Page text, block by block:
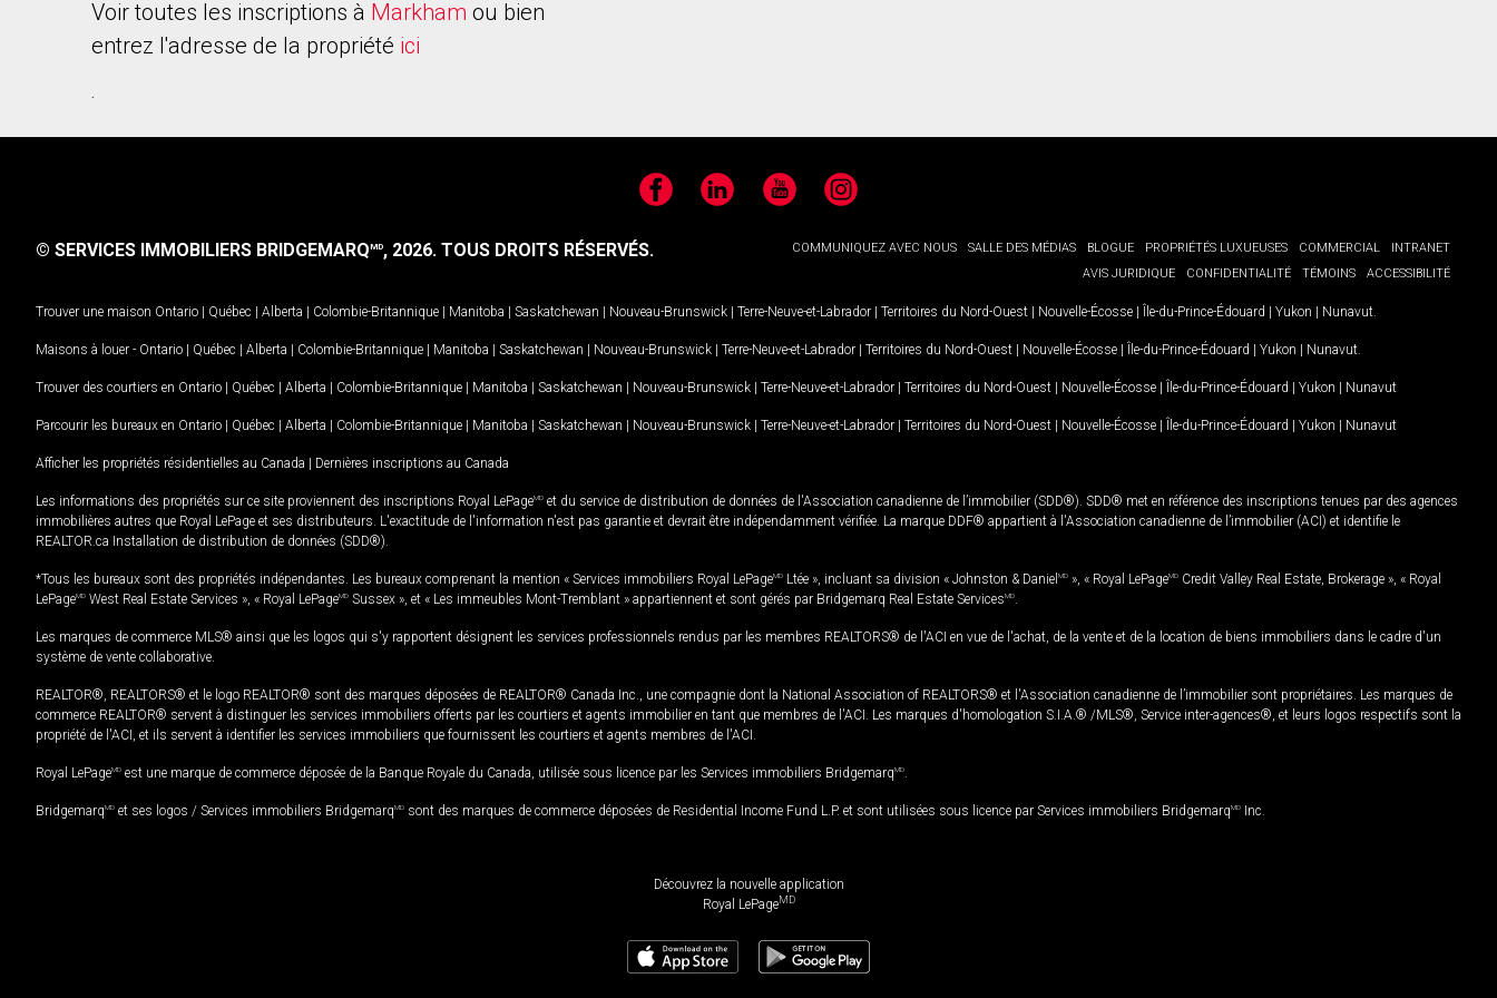
Voir toutes les inscriptions à Markham ou bien
entrez l'adresse de la propriété ici
.
FacebookLinkedIn YouTubeInstagram
COMMUNIQUEZ AVEC NOUS SALLE DES MÉDIAS BLOGUE PROPRIÉTÉS LUXUEUSES COMMERCIAL
INTRANET
AVIS JURIDIQUE
CONFIDENTIALITÉ TÉMOINS ACCESSIBILITÉ
© SERVICES IMMOBILIERS BRIDGEMARQMD, 2026. TOUS DROITS RÉSERVÉS.
Trouver une maison Ontario | Québec | Alberta | Colombie-Britannique | Manitoba | Saskatchewan | Nouveau-Brunswick | Terre-Neuve-et-Labrador | Territoires du Nord-Ouest | Nouvelle-Écosse | Île-du-Prince-Édouard | Yukon | Nunavut
Maisons à louer - Ontario | Québec | Alberta | Colombie-Britannique | Manitoba | Saskatchewan | Nouveau-Brunswick | Terre-Neuve-et-Labrador | Territoires du Nord-Ouest | Nouvelle-Écosse | Île-du-Prince-Édouard | Yukon | Nunavut
Trouver des courtiers en Ontario | Québec | Alberta | Colombie-Britannique | Manitoba | Saskatchewan | Nouveau-Brunswick | Terre-Neuve-et-Labrador | Territoires du Nord-Ouest | Nouvelle-Écosse | Île-du-Prince-Édouard | Yukon | Nunavut
Parcourir les bureaux en Ontario | Québec | Alberta | Colombie-Britannique | Manitoba | Saskatchewan | Nouveau-Brunswick | Terre-Neuve-et-Labrador | Territoires du Nord-Ouest | Nouvelle-Écosse | Île-du-Prince-Édouard | Yukon | Nunavut
Afficher les propriétés résidentielles au Canada | Dernières inscriptions au Canada
Les informations des propriétés sur ce site proviennent des inscriptions Royal LePageMD et du service de distribution de données de l'Association canadienne de l’immobilier (SDD®). SDD® met en référence des inscriptions tenues par des agences
immobilières autres que Royal LePage et ses distributeurs. L'exactitude de l'information n'est pas garantie et devrait être indépendamment vérifiée. La marque DDF® appartient à l'Association canadienne de l’immobilier (ACI) et identifie le
REALTOR.ca Installation de distribution de données (SDD®).
*Tous les bureaux sont des propriétés indépendantes. Les bureaux comprenant la mention « Services immobiliers Royal LePageMD Ltée », incluant sa division « Johnston & Daniel MD », « Royal LePageMD Credit Valley Real Estate, Brokerage », « Royal
LePageMD West Real Estate Services », « Royal LePageMD Sussex », et « Les immeubles Mont-Tremblant » appartiennent et sont gérés par Bridgemarq Real Estate ServicesMD
Les marques de commerce MLS® ainsi que les logos qui s'y rapportent désignent les services professionnels rendus par les membres REALTORS® de l'ACI en vue de l'achat, de la vente et de la location de biens immobiliers dans le cadre d'un
système de vente collaborative.
REALTOR®, REALTORS® et le logo REALTOR® sont des marques déposées de REALTOR® Canada Inc., une compagnie dont la National Association of REALTORS® et l'Association canadienne de l’immobilier sont propriétaires. Les marques de
commerce REALTOR® servent à distinguer les services immobiliers offerts par les courtiers et agents immobilier en tant que membres de l'ACI. Les marques d'homologation S.I.A.® /MLS®, Service inter-agences®, et leurs logos respectifs sont la
propriété de l'ACI, et ils servent à identifier les services immobiliers que fournissent les courtiers et agents membres de l'ACI.
Royal LePageMD est une marque de commerce déposée de la Banque Royale du Canada, utilisée sous licence par les Services immobiliers BridgemarqMD
BridgemarqMD et ses logos / Services immobiliers BridgemarqMD sont des marques de commerce déposées de Residential Income Fund L.P. et sont utilisées sous licence par Services immobiliers BridgemarqMD Inc.
Découvrez la nouvelle application
Royal LePageMD